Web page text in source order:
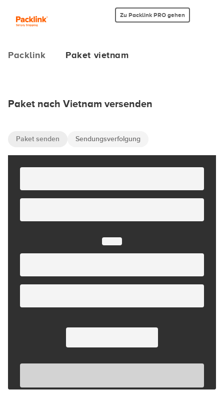
Zu Packlink PRO gehen
Packlink Paket vietnam
Paket nach Vietnam versenden
Paket senden Sendungsverfolgung